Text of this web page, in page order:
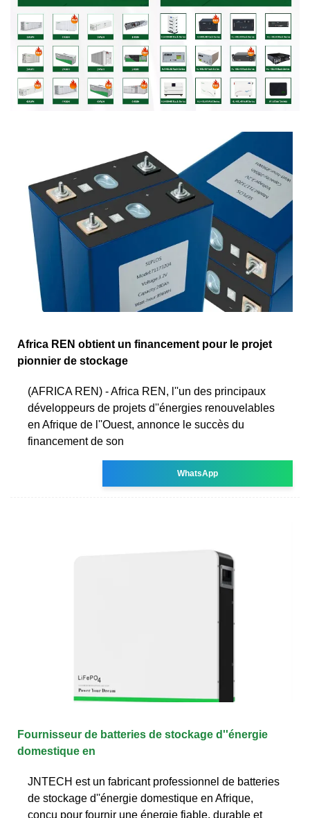
Africa REN obtient un financement pour le projet
pionnier de stockage
(AFRICA REN) - Africa REN, l''un des principaux
développeurs de projets d''énergies renouvelables
en Afrique de l''Ouest, annonce le succès du
financement de son
WhatsApp
Fournisseur de batteries de stockage d''énergie
domestique en
JNTECH est un fabricant professionnel de batteries
de stockage d''énergie domestique en Afrique,
conçu pour fournir une énergie fiable, durable et